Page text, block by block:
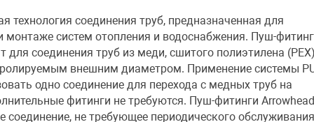
технология соединения труб, предназначенная для
монтаже систем отопления и водоснабжения. Пуш-
для соединения труб из меди, сшитого полиэтилена
внешним диаметром. Применение системы
одно соединение для перехода с медных труб на
фитинги не требуются. Пуш-фитинги Arrowhead
соединение, не требующее периодического